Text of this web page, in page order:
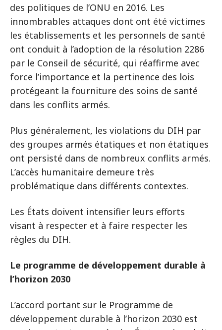
des politiques de l’ONU en 2016. Les
innombrables attaques dont ont été victimes
les établissements et les personnels de santé
ont conduit à l’adoption de la résolution 2286
par le Conseil de sécurité, qui réaffirme avec
force l’importance et la pertinence des lois
protégeant la fourniture des soins de santé
dans les conflits armés.
Plus généralement, les violations du DIH par
des groupes armés étatiques et non étatiques
ont persisté dans de nombreux conflits armés.
L’accès humanitaire demeure très
problématique dans différents contextes.
Les États doivent intensifier leurs efforts
visant à respecter et à faire respecter les
règles du DIH.
Le programme de développement durable à
l’horizon 2030
L’accord portant sur le Programme de
développement durable à l’horizon 2030 est